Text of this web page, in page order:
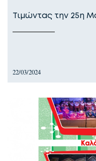
Τιμώντας την 25η
22/03/2024